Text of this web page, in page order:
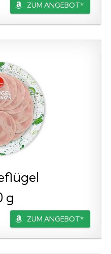
ZUM ANGEBOT*
g
ZUM ANGEBOT*